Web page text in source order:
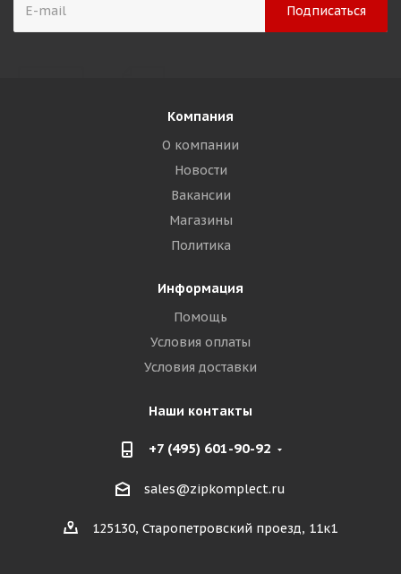
Компания
О компании
Новости
Вакансии
Магазины
Политика
Информация
Помощь
Условия оплаты
Условия доставки
Наши контакты
+7 (495) 601-90-92
sales@zipkomplect.ru
125130, Старопетровский проезд, 11к1